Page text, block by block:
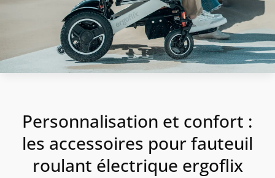
Personnalisation et confort :
les accessoires pour fauteuil
roulant électrique ergoflix